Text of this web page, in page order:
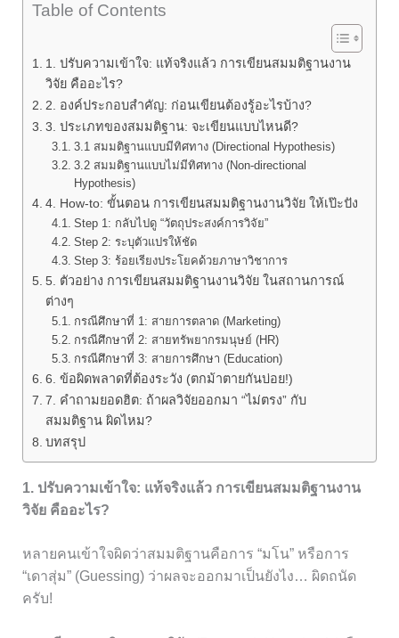
Table of Contents
1. ปรับความเข้าใจ: แท้จริงแล้ว การเขียนสมมติฐานงาน
วิจัย คืออะไร?
2. องค์ประกอบสำคัญ: ก่อนเขียนต้องรู้อะไรบ้าง?
3. ประเภทของสมมติฐาน: จะเขียนแบบไหนดี?
3.1 สมมติฐานแบบมีทิศทาง (Directional Hypothesis)
3.2 สมมติฐานแบบไม่มีทิศทาง (Non-directional
Hypothesis)
4. How-to: ขั้นตอน การเขียนสมมติฐานงานวิจัย ให้เป๊ะปัง
Step 1: กลับไปดู “วัตถุประสงค์การวิจัย”
Step 2: ระบุตัวแปรให้ชัด
Step 3: ร้อยเรียงประโยคด้วยภาษาวิชาการ
5. ตัวอย่าง การเขียนสมมติฐานงานวิจัย ในสถานการณ์
ต่างๆ
กรณีศึกษาที่ 1: สายการตลาด (Marketing)
กรณีศึกษาที่ 2: สายทรัพยากรมนุษย์ (HR)
กรณีศึกษาที่ 3: สายการศึกษา (Education)
6. ข้อผิดพลาดที่ต้องระวัง (ตกม้าตายกันบ่อย!)
7. คำถามยอดฮิต: ถ้าผลวิจัยออกมา “ไม่ตรง” กับ
สมมติฐาน ผิดไหม?
บทสรุป
1. ปรับความเข้าใจ: แท้จริงแล้ว การเขียนสมมติฐานงาน
วิจัยคืออะไร?
หลายคนเข้าใจผิดว่าสมมติฐานคือการ “มโน” หรือการ
“เดาสุ่ม” (Guessing) ว่าผลจะออกมาเป็นยังไง… ผิดถนัด
ครับ!